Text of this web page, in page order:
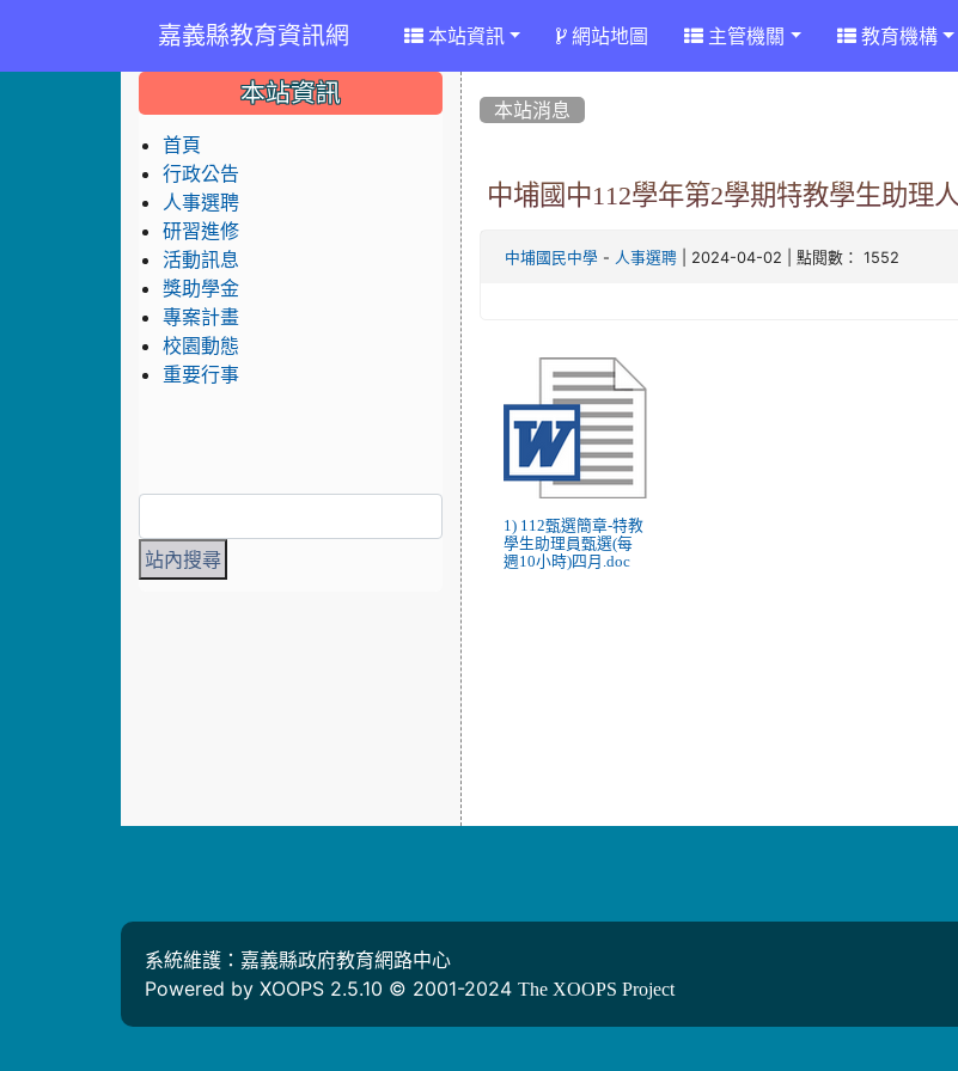
嘉義縣教育資訊網 本站資訊 網站地圖 主管機關 教育機構
本站消息
中埔國中112學年第2學期特教學生助理
中埔國民中學 - 人事選聘 | 2024-04-02 | 點閱數： 1552
1) 112甄選簡章-特教
學生助理員甄選(每
週10小時)四月.doc
::: 本站資訊
首頁
行政公告
人事選聘
研習進修
活動訊息
獎助學金
專案計畫
校園動態
重要行事
系統維護：嘉義縣政府教育網路中心
Powered by XOOPS 2.5.10 © 2001-2024 The XOOPS Project